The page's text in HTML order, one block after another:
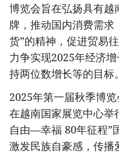
博览会旨在弘扬具有越
牌，推动国内消费需求
货”的精神，促进贸易
力争实现2025年经济
持两位数增长等的目标。
2025年第一届秋季博
在越南国家展览中心
自由—幸福 80年征程”
激发民族自豪感，传播